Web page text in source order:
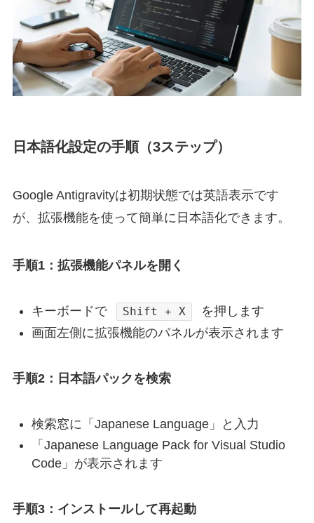
日本語化設定の手順（3ステップ）
Google Antigravityは初期状態では英語表示です
が、拡張機能を使って簡単に日本語化できます。
手順1：拡張機能パネルを開く
キーボードで Shift + X
を押します
画面左側に拡張機能のパネルが表示されます
手順2：日本語パックを検索
検索窓に「Japanese Language」と入力
「Japanese Language Pack for Visual Studio
Code」が表示されます
手順3：インストールして再起動